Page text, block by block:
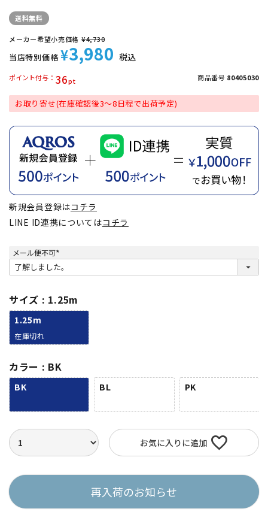
送料無料
メーカー希望小売価格 ¥4,730
当店特別価格 ¥3,980 税込
36
ポイント付与 商品番号 80405030
お取り寄せ(在庫確認後3～8日程で出荷予定)
新規会員登録はコチラ
LINE ID連携についてはコチラ
メール便不可
(
必
須
サイズ 1.25m
1.25m
在庫切れ
カラー BK
BK BL PK
お気に入りに追加
再入荷のお知らせ